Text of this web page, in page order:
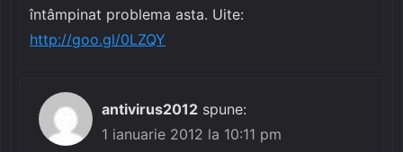
întâmpinat problema asta. Uite:
http://goo.gl/0LZQY
antivirus2012 spune:
1 ianuarie 2012 la 10:11 pm